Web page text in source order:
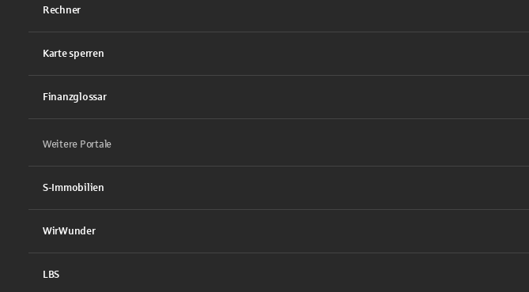
Rechner
Karte sperren
Finanzglossar
Weitere Portale
S-Immobilien
WirWunder
LBS